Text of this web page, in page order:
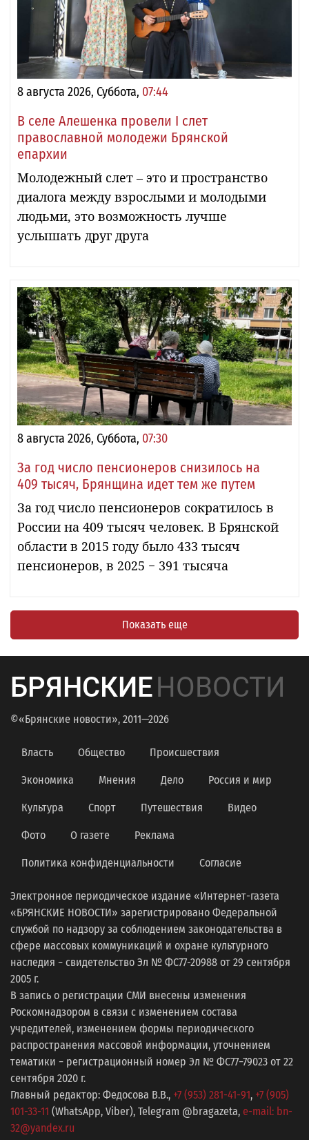
8 августа 2026, Суббота, 07:44
В селе Алешенка провели I слет
православной молодежи Брянской
епархии
Молодежный слет – это и пространство
диалога между взрослыми и молодыми
людьми, это возможность лучше
услышать друг друга
8 августа 2026, Суббота, 07:30
За год число пенсионеров снизилось на
409 тысяч, Брянщина идет тем же путем
За год число пенсионеров сократилось в
России на 409 тысяч человек. В Брянской
области в 2015 году было 433 тысяч
пенсионеров, в 2025 − 391 тысяча
Показать еще
БРЯНСКИЕНОВОСТИ
©«Брянские новости», 2011—2026
Власть Общество Происшествия
Экономика Мнения Дело Россия и мир
Культура Спорт Путешествия Видео
Фото О газете Реклама
Политика конфиденциальности Согласие
Электронное периодическое издание «Интернет-газета
«БРЯНСКИЕ НОВОСТИ» зарегистрировано Федеральной
службой по надзору за соблюдением законодательства в
сфере массовых коммуникаций и охране культурного
наследия − свидетельство Эл № ФС77-20988 от 29 сентября
2005 г.
В запись о регистрации СМИ внесены изменения
Роскомнадзором в связи с изменением состава
учредителей, изменением формы периодического
распространения массовой информации, уточнением
тематики − регистрационный номер Эл № ФС77−79023 от 22
сентября 2020 г.
Главный редактор: Федосова В.В., +7 (953) 281-41-91, +7 (905)
101-33-11 (WhatsApp, Viber), Telegram @bragazeta, e-mail: bn-
32@yandex.ru